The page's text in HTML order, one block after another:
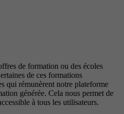
de formation ou des écoles
de ces formations
qui rémunèrent notre plateforme
générée. Cela nous permet de
à tous les utilisateurs.